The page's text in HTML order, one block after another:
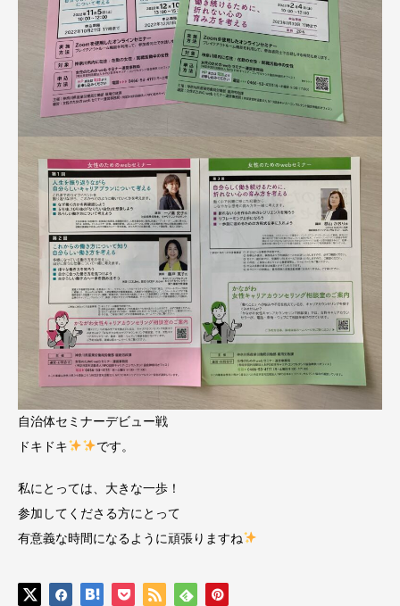
自治体セミナーデビュー戦
ドキドキ
です。
私にとっては、大きな一歩！
参加してくださる方にとって
有意義な時間になるように頑張りますね